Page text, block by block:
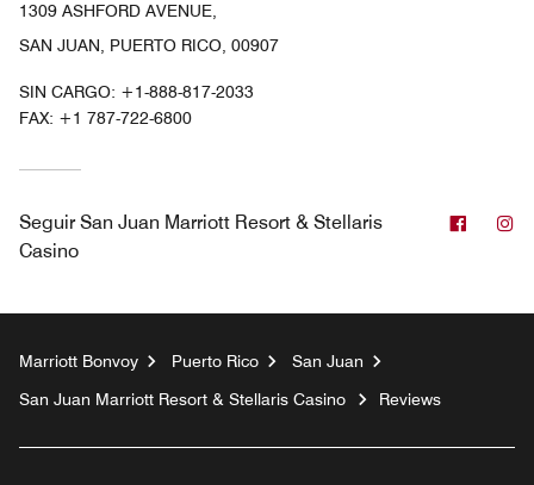
1309 ASHFORD AVENUE,
SAN JUAN, PUERTO RICO, 00907
SIN CARGO: +1-888-817-2033
FAX: +1 787-722-6800
Seguir San Juan Marriott Resort & Stellaris
Casino
Marriott Bonvoy Puerto Rico
San Juan
San Juan Marriott Resort & Stellaris Casino
Reviews